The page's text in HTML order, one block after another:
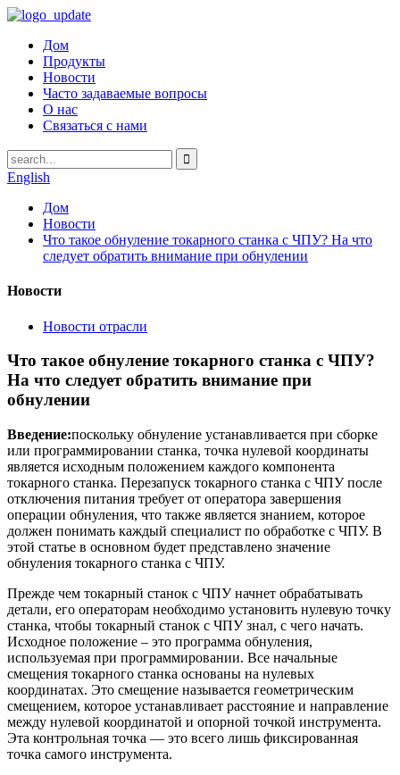
Дом
Продукты
Новости
Часто задаваемые вопросы
О нас
Связаться с нами
English
Дом
Новости
Что такое обнуление токарного станка с ЧПУ? На что
следует обратить внимание при обнулении
Новости
Новости отрасли
Что такое обнуление токарного станка с ЧПУ?
На что следует обратить внимание при
обнулении
Введение:поскольку обнуление устанавливается при сборке
или программировании станка, точка нулевой координаты
является исходным положением каждого компонента
токарного станка. Перезапуск токарного станка с ЧПУ после
отключения питания требует от оператора завершения
операции обнуления, что также является знанием, которое
должен понимать каждый специалист по обработке с ЧПУ. В
этой статье в основном будет представлено значение
обнуления токарного станка с ЧПУ.
Прежде чем токарный станок с ЧПУ начнет обрабатывать
детали, его операторам необходимо установить нулевую точку
станка, чтобы токарный станок с ЧПУ знал, с чего начать.
Исходное положение – это программа обнуления,
используемая при программировании. Все начальные
смещения токарного станка основаны на нулевых
координатах. Это смещение называется геометрическим
смещением, которое устанавливает расстояние и направление
между нулевой координатой и опорной точкой инструмента.
Эта контрольная точка — это всего лишь фиксированная
точка самого инструмента.